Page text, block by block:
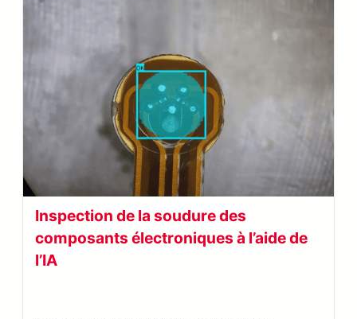
Inspection de la soudure des
composants électroniques à l’aide de
l’IA